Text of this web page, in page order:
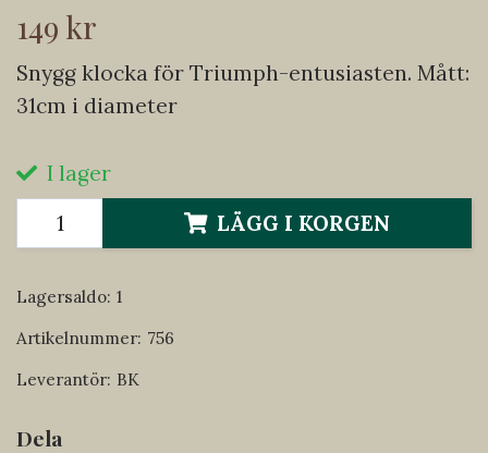
149 kr
Snygg klocka för Triumph-entusiasten. Mått:
31cm i diameter
I lager
LÄGG I KORGEN
Lagersaldo: 1
Artikelnummer: 756
Leverantör: BK
Dela